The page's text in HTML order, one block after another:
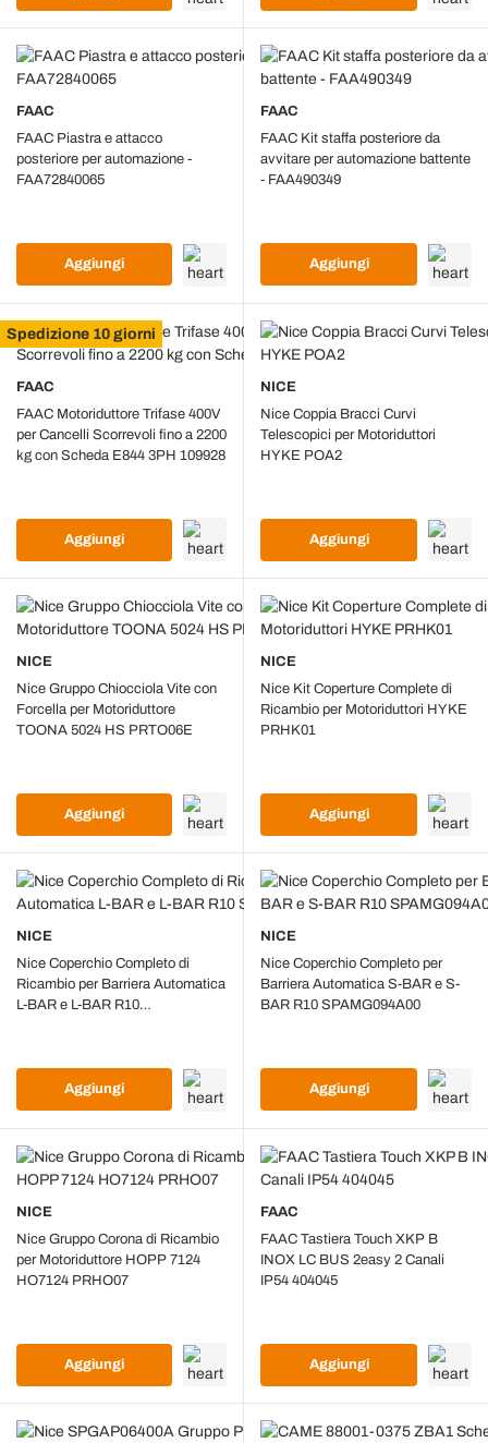
FAAC
FAAC Piastra e attacco
posteriore per automazione -
FAA72840065
Aggiungi
FAAC
FAAC Kit staffa posteriore da
avvitare per automazione battente
- FAA490349
Aggiungi
Spedizione 10 giorni
FAAC
FAAC Motoriduttore Trifase 400V
per Cancelli Scorrevoli fino a 2200
kg con Scheda E844 3PH 109928
Aggiungi
NICE
Nice Coppia Bracci Curvi
Telescopici per Motoriduttori
HYKE POA2
Aggiungi
NICE
Nice Gruppo Chiocciola Vite con
Forcella per Motoriduttore
TOONA 5024 HS PRTO06E
Aggiungi
NICE
Nice Kit Coperture Complete di
Ricambio per Motoriduttori HYKE
PRHK01
Aggiungi
NICE
Nice Coperchio Completo di
Ricambio per Barriera Automatica
L-BAR e L-BAR R10
Aggiungi
NICE
Nice Coperchio Completo per
Barriera Automatica S-BAR e S-
BAR R10 SPAMG094A00
Aggiungi
NICE
Nice Gruppo Corona di Ricambio
per Motoriduttore HOPP 7124
HO7124 PRHO07
Aggiungi
FAAC
FAAC Tastiera Touch XKP B
INOX LC BUS 2easy 2 Canali
IP54 404045
Aggiungi